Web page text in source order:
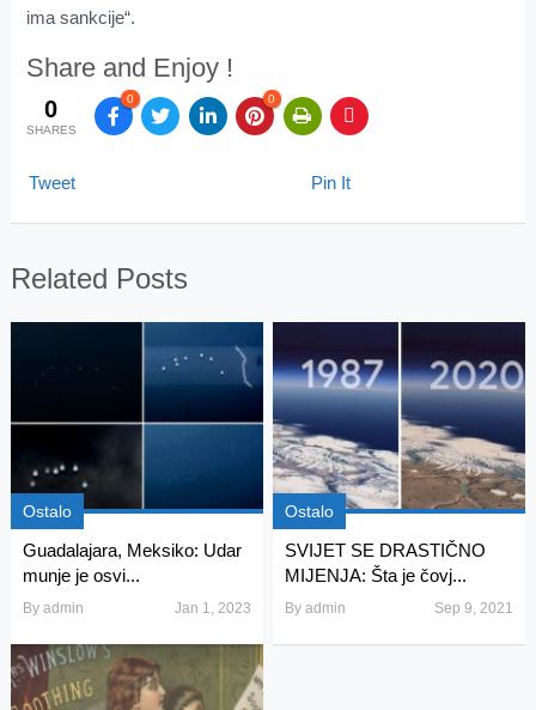
ima sankcije“.
Share and Enjoy !
0
SHARES
0 0
Tweet Pin It
Related Posts
Ostalo
Guadalajara, Meksiko: Udar
munje je osvi...
By admin Jan 1, 2023
Ostalo
SVIJET SE DRASTIČNO
MIJENJA: Šta je čovj...
Byadmin Sep 9, 2021